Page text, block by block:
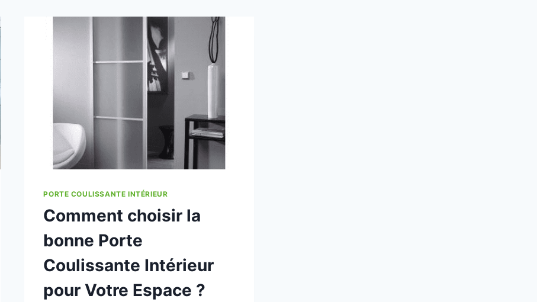
PORTE COULISSANTE INTÉRIEUR
Comment choisir la
bonne Porte
Coulissante Intérieur
pour Votre Espace ?